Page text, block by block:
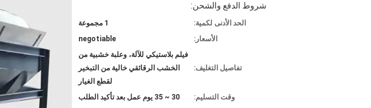
شروط الدفع والشحن:
الحد الأدنى لكمية:
1 مجموعة
الأسعار:
negotiable
تفاصيل التغليف:
فيلم بلاستيكي للآلة، وعلبة خشبية من
الخشب الرقائقي خالية من التبخير
لقطع الغيار
وقت التسليم:
30 ~ 35 يوم عمل بعد تأكيد الطلب